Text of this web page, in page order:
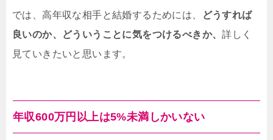
では、高年収な相手と結婚するためには、
どうすれば
良いのか、どういうことに気をつけるべきか、詳しく
見ていきたいと思います。
年収600万円以上は5%未満しかいない